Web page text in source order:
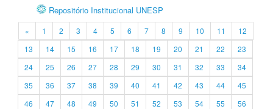
Repositório Institucional UNESP
« 1 2 3 4 5 6 7 8 9 10 11
12
13
14 15 16 17 18 19 20 21 22
23
24
25 26 27 28 29 30 31 32 33
34
35
36 37 38 39 40 41 42 43 44
45
46
47 48 49 50 51 52 53 54 55
56